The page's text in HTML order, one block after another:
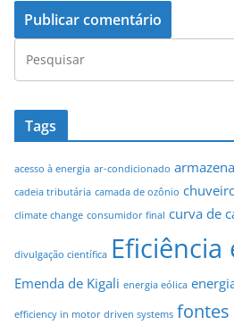
Tags
acesso à energia ar-condicionado
cadeia tributária camada de ozônio
climate change consumidor final curva de
divulgação científica Eficiência
Emenda de Kigali energia eólica
efficiency in motor driven systems fontes